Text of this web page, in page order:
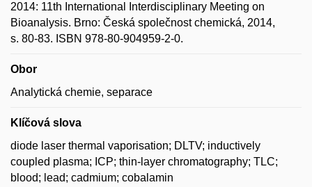
2014: 11th International Interdisciplinary Meeting on
Bioanalysis. Brno: Česká společnost chemická, 2014,
s. 80-83. ISBN 978-80-904959-2-0.
Obor
Analytická chemie, separace
Klíčová slova
diode laser thermal vaporisation; DLTV; inductively
coupled plasma; ICP; thin-layer chromatography; TLC;
blood; lead; cadmium; cobalamin